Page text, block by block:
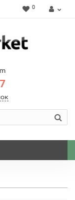
0